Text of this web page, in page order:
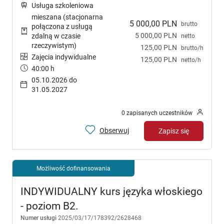
5 000,00 PLN brutto
5 000,00 PLN netto
125,00 PLN brutto/h
125,00 PLN netto/h
Usługa szkoleniowa
mieszana (stacjonarna
połączona z usługą
zdalną w czasie
rzeczywistym)
Zajęcia indywidualne
40:00 h
05.10.2026 do
31.05.2027
0 zapisanych uczestników
Obserwuj Zapisz się
Możliwość dofinansowania
INDYWIDUALNY kurs języka włoskiego
- poziom B2.
Numer usługi 2025/03/17/178392/2628468